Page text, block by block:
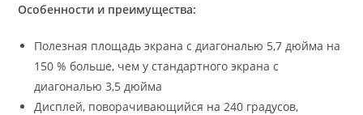
Особенности и преимущества:
Полезная площадь экрана с диагональю 5,7 дюйма на
150 % больше, чем у стандартного экрана с
диагональю 3,5 дюйма
Дисплей, поворачивающийся на 240 градусов,